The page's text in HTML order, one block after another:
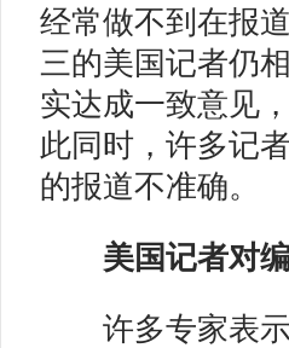
经常做不到在报
三的美国记者仍
实达成一致意见
此同时，许多记
的报道不准确。
美国记者对编
许多专家表示